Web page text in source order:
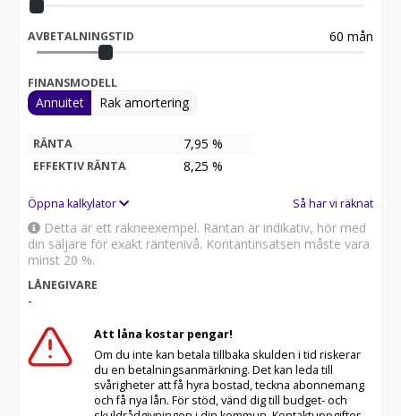
AVBETALNINGSTID 60 mån
FINANSMODELL
Annuitet Rak amortering
RÄNTA 7,95 %
EFFEKTIV RÄNTA 8,25 %
Öppna kalkylator Så har vi räknat
Detta är ett räkneexempel. Räntan är indikativ, hör med
din säljare för exakt räntenivå. Kontantinsatsen måste vara
minst 20 %.
LÅNEGIVARE
-
Att låna kostar pengar!
Om du inte kan betala tillbaka skulden i tid riskerar
du en betalningsanmärkning. Det kan leda till
svårigheter att få hyra bostad, teckna abonnemang
och få nya lån. För stöd, vänd dig till budget- och